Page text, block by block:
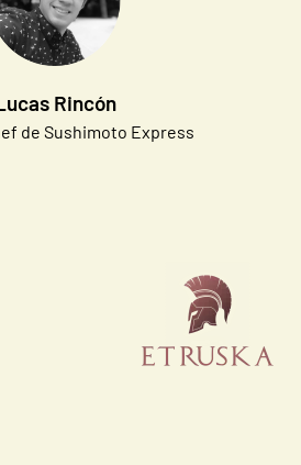
Rincón
de Sushimoto Express